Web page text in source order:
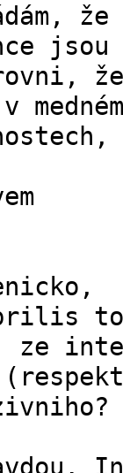
jsou
prilis
ze